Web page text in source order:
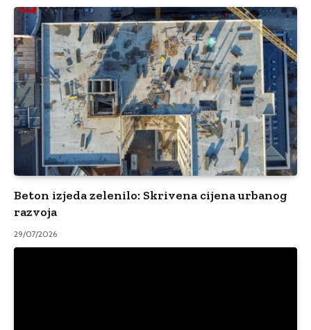
Beton izjeda zelenilo: Skrivena cijena urbanog
razvoja
29/07/2026